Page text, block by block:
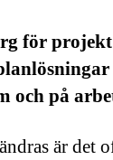
för
och på
är det